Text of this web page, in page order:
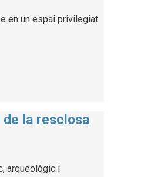
en un espai privilegiat
la resclosa
arqueològic i